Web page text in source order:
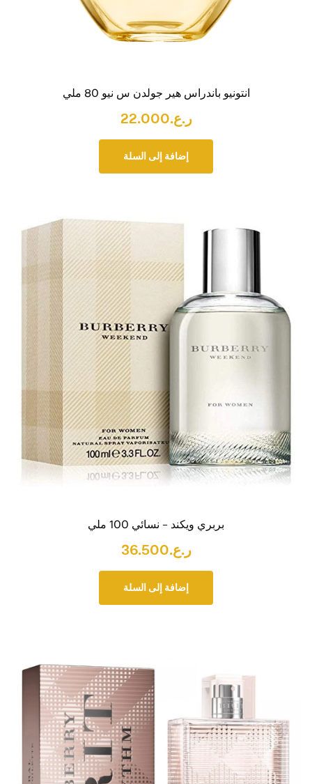
انتونيو باندراس هير جولدن س نيو 80 ملي
ر.ع.22.000
إضافة إلى السلة
بربري ويكند – نسائي 100 ملي
ر.ع.36.500
إضافة إلى السلة